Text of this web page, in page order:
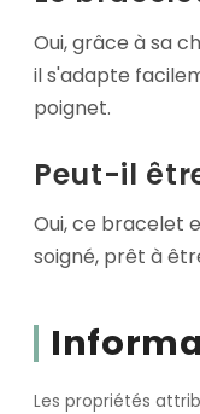
Oui, grâce à sa
il s'adapte
poignet.
Peut-il
Oui, ce bracelet
soigné, prêt à
Les propriétés